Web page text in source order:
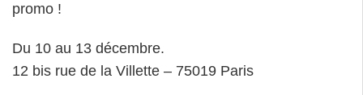
promo !
Du 10 au 13 décembre.
12 bis rue de la Villette – 75019 Paris